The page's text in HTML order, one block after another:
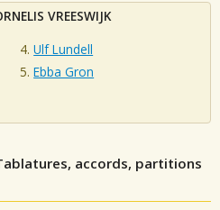
VREESWIJK
Ulf Lundell
Ebba Gron
accords, partitions